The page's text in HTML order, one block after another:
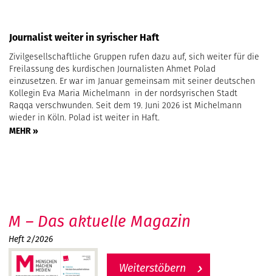
Journalist weiter in syrischer Haft
Zivilgesellschaftliche Gruppen rufen dazu auf, sich weiter für die
Freilassung des kurdischen Journalisten Ahmet Polad
einzusetzen. Er war im Januar gemeinsam mit seiner deutschen
Kollegin Eva Maria Michelmann in der nordsyrischen Stadt
Raqqa verschwunden. Seit dem 19. Juni 2026 ist Michelmann
wieder in Köln. Polad ist weiter in Haft.
MEHR »
M – Das aktuelle Magazin
Heft 2/2026
Weiterstöbern